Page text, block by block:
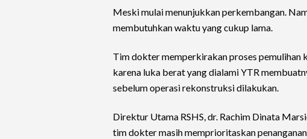
Meski mulai menunjukkan perkembangan.
membutuhkan waktu yang cukup lama.
Tim dokter memperkirakan proses pemulihan
karena luka berat yang dialami YTR
sebelum operasi rekonstruksi dilakukan.
Direktur Utama RSHS, dr. Rachim Dinata
tim dokter masih memprioritaskan